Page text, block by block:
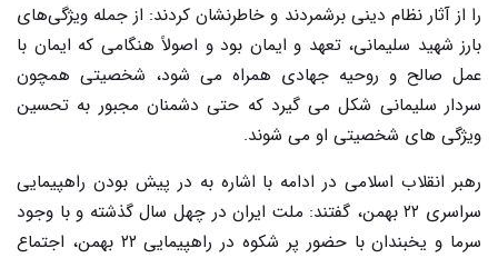
را از آثار نظام دینی برشمردند و خاطرنشان کردند: از جمله ویژگی‌های
بارز شهید سلیمانی، تعهد و ایمان بود و اصولاً هنگامی که ایمان با
عمل صالح و روحیه جهادی همراه می شود، شخصیتی همچون
سردار سلیمانی شکل می گیرد که حتی دشمنان مجبور به تحسین
ویژگی های شخصیتی او می شوند.
رهبر انقلاب اسلامی در ادامه با اشاره به در پیش بودن راهپیمایی
سراسری ۲۲ بهمن، گفتند: ملت ایران در چهل سال گذشته و با وجود
سرما و یخبندان با حضور پر شکوه در راهپیمایی ۲۲ بهمن، اجتماع